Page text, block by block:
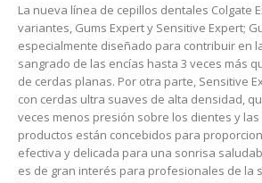
La nueva línea de cepillos dentales Colgate
variantes, Gums Expert y Sensitive Expert;
especialmente diseñado para contribuir en
sangrado de las encías hasta 3 veces más
de cerdas planas. Por otra parte, Sensitive
con cerdas ultra suaves de alta densidad
veces menos presión sobre los dientes y las
productos están concebidos para
efectiva y delicada para una sonrisa
es de gran interés para profesionales de la